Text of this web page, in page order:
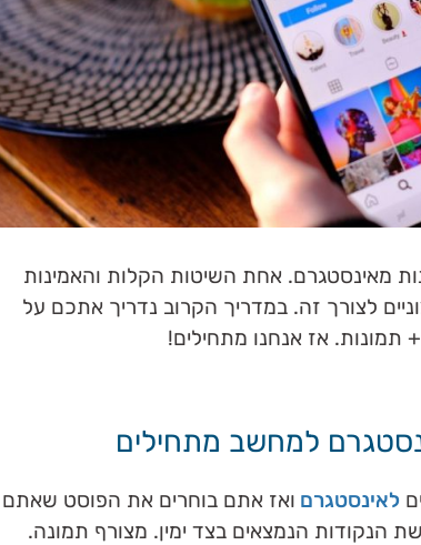
מאינסטגרם. אחת השיטות הקלות והאמינות
לצורך זה. במדריך הקרוב נדריך אתכם על
תמונות. אז אנחנו מתחילים!
למחשב מתחילים
לאינסטגרם ואז אתם בוחרים את הפוסט שאתם
הנקודות הנמצאים בצד ימין. מצורף תמונה.